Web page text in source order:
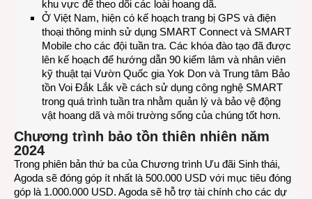
khu vực để theo dõi các loài hoang dã.
Ở Việt Nam, hiện có kế hoạch trang bị GPS và điện
thoại thông minh sử dụng SMART Connect và SMART
Mobile cho các đội tuần tra. Các khóa đào tạo đã được
lên kế hoạch để hướng dẫn 90 kiểm lâm và nhân viên
kỹ thuật tại Vườn Quốc gia Yok Don và Trung tâm Bảo
tồn Voi Đắk Lắk về cách sử dụng công nghệ SMART
trong quá trình tuần tra nhằm quản lý và bảo vệ động
vật hoang dã và môi trường sống của chúng tốt hơn.
Chương trình bảo tồn thiên nhiên năm
2024
Trong phiên bản thứ ba của Chương trình Ưu đãi Sinh thái,
Agoda sẽ đóng góp ít nhất là 500.000 USD với mục tiêu đóng
góp là 1.000.000 USD. Agoda sẽ hỗ trợ tài chính cho các dự